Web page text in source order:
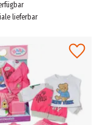
lieferbar